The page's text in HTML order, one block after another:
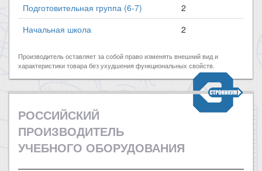
Подготовительная группа (6-7)
2
Начальная школа
2
Производитель оставляет за собой право изменять внешний вид и
характеристики товара без ухудшения функциональных свойств.
РОССИЙСКИЙ
ПРОИЗВОДИТЕЛЬ
УЧЕБНОГО ОБОРУДОВАНИЯ